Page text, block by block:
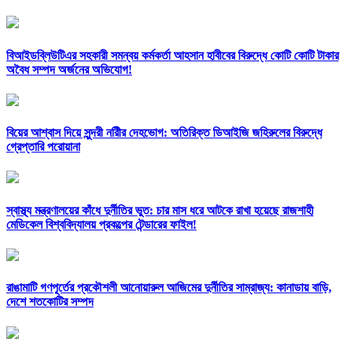
বিআইডব্লিউটিএর সহকারী সমন্বয় কর্মকর্তা আহসান হাবীবের বিরুদ্ধে কোটি কোটি টাকার
অবৈধ সম্পদ অর্জনের অভিযোগ!
বিয়ের আশ্বাস দিয়ে সুন্দরী নরিীর দেহভোগ: অতিরিক্ত ডিআইজি জহিরুলের বিরুদ্ধে
গ্রেপ্তারি পরোয়ানা
স্বাস্থ্য মন্ত্রণালয়ের কাঁধে দুর্নীতির ভুত: চার মাস ধরে আটকে রাখা হয়েছে রাজশাহী
মেডিকেল বিশ্ববিদ্যালয় প্রকল্পের টেন্ডারের ফাইল!
রাঙামাটি গণপূর্তের প্রকৌশলী আনোয়ারুল আজিমের দুর্নীতির সাম্রাজ্য: কানাডায় বাড়ি,
দেশে শতকোটির সম্পদ